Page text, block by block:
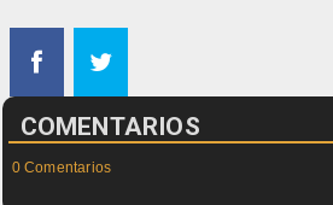
COMENTARIOS
0 Comentarios